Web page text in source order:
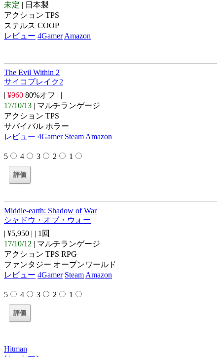
未定 | 日本製
アクション TPS
ステルス COOP
レビュー 4Gamer Amazon
The Evil Within 2
サイコブレイク2
| ¥960 80%オフ | |
17/10/13 | マルチランゲージ
アクション TPS
サバイバル ホラー
レビュー 4Gamer Steam Amazon
5 4 3 2 1
Middle-earth: Shadow of War
シャドウ・オブ・ウォー
| ¥5,950 | | 1回
17/10/12 | マルチランゲージ
アクション TPS RPG
ファンタジー オープンワールド
レビュー 4Gamer Steam Amazon
5 4 3 2 1
Hitman